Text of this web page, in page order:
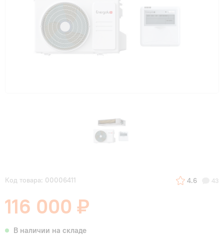
Код товара: 00006411 4.6 43
116 000 ₽
В наличии на складе